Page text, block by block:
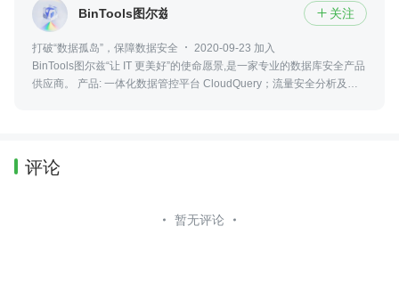
BinTools图尔兹  关注
打破“数据孤岛”，保障数据安全
2020-09-23 加入
BinTools图尔兹“让 IT 更美好”的使命愿景,是一家专业的数据库安全产品
供应商。 产品: 一体化数据管控平台 CloudQuery；流量安全分析及管
评论
暂无评论